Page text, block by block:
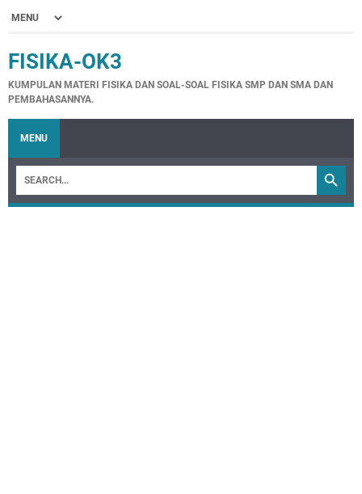
FISIKA-OK3
KUMPULAN MATERI FISIKA DAN SOAL-SOAL FISIKA SMP DAN SMA DAN
PEMBAHASANNYA.
MENU